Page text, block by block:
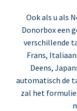
Ook als u als
Donorbox een
verschillende
Frans,
Deens,
automatisch de
zal het